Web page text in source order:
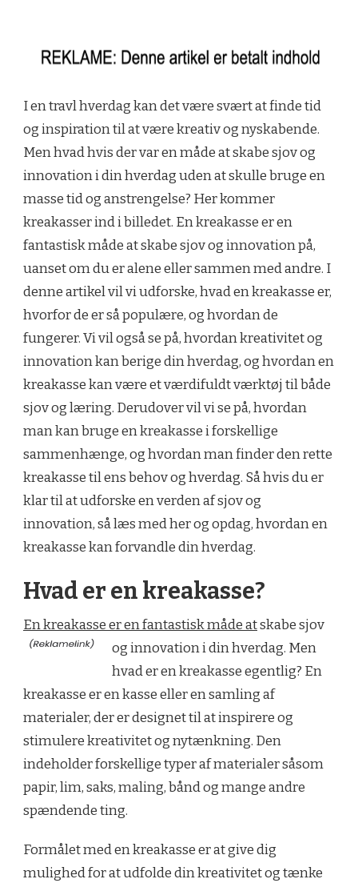
I en travl hverdag kan det være svært at finde tid
og inspiration til at være kreativ og nyskabende.
Men hvad hvis der var en måde at skabe sjov og
innovation i din hverdag uden at skulle bruge en
masse tid og anstrengelse? Her kommer
kreakasser ind i billedet. En kreakasse er en
fantastisk måde at skabe sjov og innovation på,
uanset om du er alene eller sammen med andre. I
denne artikel vil vi udforske, hvad en kreakasse er,
hvorfor de er så populære, og hvordan de
fungerer. Vi vil også se på, hvordan kreativitet og
innovation kan berige din hverdag, og hvordan en
kreakasse kan være et værdifuldt værktøj til både
sjov og læring. Derudover vil vi se på, hvordan
man kan bruge en kreakasse i forskellige
sammenhænge, og hvordan man finder den rette
kreakasse til ens behov og hverdag. Så hvis du er
klar til at udforske en verden af sjov og
innovation, så læs med her og opdag, hvordan en
kreakasse kan forvandle din hverdag.
Hvad er en kreakasse?
En kreakasse er en fantastisk måde atskabe sjov
og innovation i din hverdag. Men
hvad er en kreakasse egentlig? En
kreakasse er en kasse eller en samling af
materialer, der er designet til at inspirere og
stimulere kreativitet og nytænkning. Den
indeholder forskellige typer af materialer såsom
papir, lim, saks, maling, bånd og mange andre
spændende ting.
Formålet med en kreakasse er at give dig
mulighed for at udfolde din kreativitet og tænke